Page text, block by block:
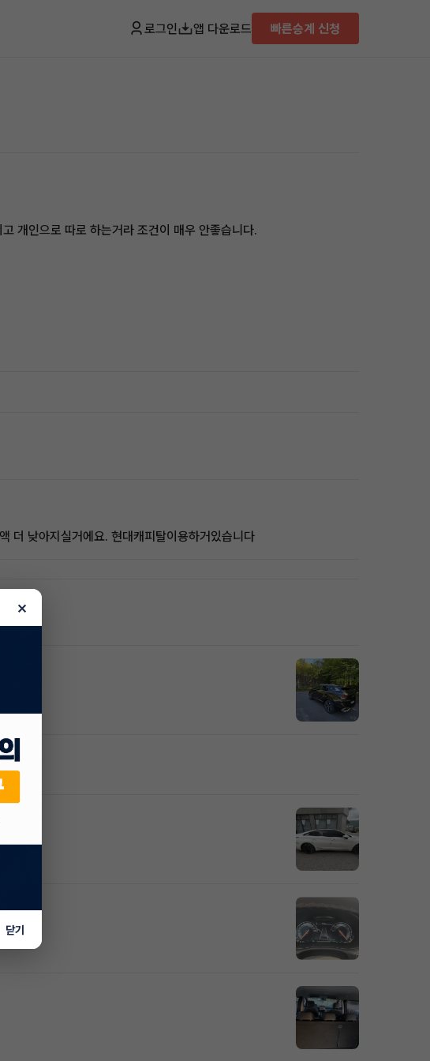
로그인 앱 다운로드 빠른승계 신청
개인으로 따로 하는거라 조건이 매우 안좋습니다.
더 낮아지실거에요. 현대캐피탈이용하거있습니다
×
닫기